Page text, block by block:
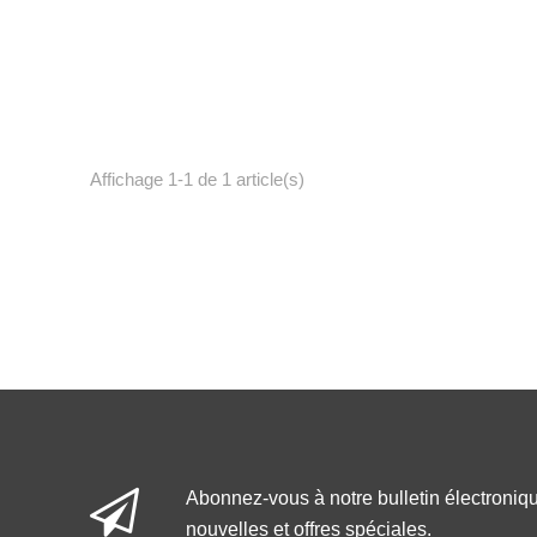
Affichage 1-1 de 1 article(s)
Abonnez-vous à notre bulletin
nouvelles et offres spéciales.